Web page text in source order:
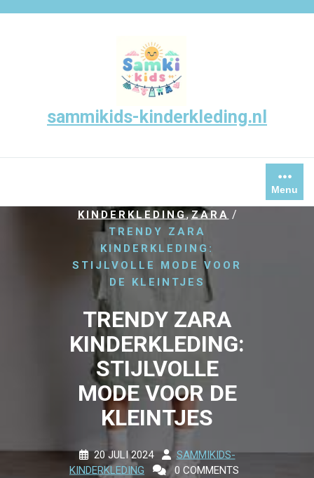
sammikids-kinderkleding.nl
Menu
KINDERKLEDING,ZARA /
TRENDY ZARA
KINDERKLEDING:
STIJLVOLLE MODE VOOR
DE KLEINTJES
TRENDY ZARA
KINDERKLEDING:
STIJLVOLLE
MODE VOOR DE
KLEINTJES
20 JULI 2024
SAMMIKIDS-
KINDERKLEDING
0 COMMENTS